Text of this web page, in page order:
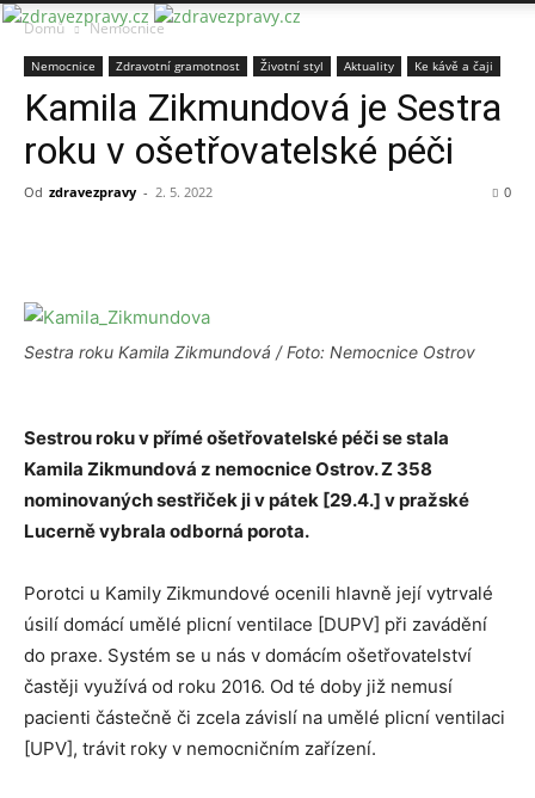
Domů Nemocnice
Nemocnice Zdravotní gramotnost Životní styl Aktuality Ke kávě a čaji
Kamila Zikmundová je Sestra
roku v ošetřovatelské péči
Od zdravezpravy - 2. 5. 2022 0
Sestra roku Kamila Zikmundová / Foto: Nemocnice Ostrov
Sestrou roku v přímé ošetřovatelské péči se stala
Kamila Zikmundová z nemocnice Ostrov. Z 358
nominovaných sestřiček ji v pátek [29.4.] v pražské
Lucerně vybrala odborná porota.
Porotci u Kamily Zikmundové ocenili hlavně její vytrvalé
úsilí domácí umělé plicní ventilace [DUPV] při zavádění
do praxe. Systém se u nás v domácím ošetřovatelství
častěji využívá od roku 2016. Od té doby již nemusí
pacienti částečně či zcela závislí na umělé plicní ventilaci
[UPV], trávit roky v nemocničním zařízení.